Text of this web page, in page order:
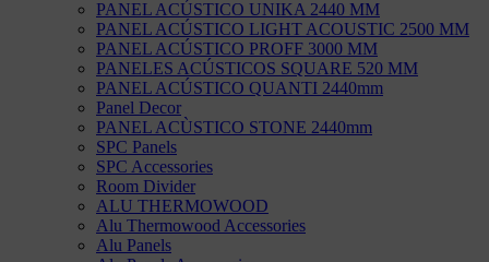
PANEL ACÚSTICO UNIKA 2440 MM
PANEL ACÚSTICO LIGHT ACOUSTIC 2500 MM
PANEL ACÚSTICO PROFF 3000 MM
PANELES ACÚSTICOS SQUARE 520 MM
PANEL ACÚSTICO QUANTI 2440mm
Panel Decor
PANEL ACÙSTICO STONE 2440mm
SPC Panels
SPC Accessories
Room Divider
ALU THERMOWOOD
Alu Thermowood Accessories
Alu Panels